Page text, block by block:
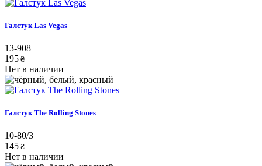
Галстук Las Vegas
13-908
195 ₴
Нет в наличии
Галстук The Rolling Stones
10-80/3
145 ₴
Нет в наличии